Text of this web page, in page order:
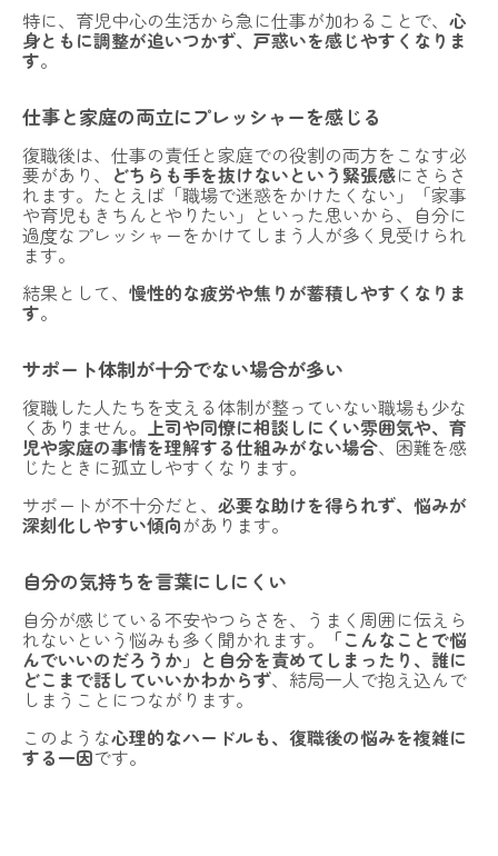
特に、育児中心の生活から急に仕事が加わることで、 心
身ともに調整が追いつかず、戸惑いを感じやすくなりま
す。
仕事と家庭の両立にプレッシャーを感じる
復職後は、仕事の責任と家庭での役割の両方をこなす必
要があり、 どちらも手を抜けないという緊張感にさらさ
れます。たとえば「職場で迷惑をかけたくない」「家事
や育児もきちんとやりたい」といった思いから、自分に
過度なプレッシャーをかけてしまう人が多く見受けられ
ます。
結果として、 慢性的な疲労や焦りが蓄積しやすくなりま
す。
サポート体制が十分でない場合が多い
復職した人たちを支える体制が整っていない職場も少な
くありません。 上司や同僚に相談しにくい雰囲気や、育
児や家庭の事情を理解する仕組みがない場合、困難を感
じたときに孤立しやすくなります。
サポートが不十分だと、 必要な助けを得られず、悩みが
深刻化しやすい傾向があります。
自分の気持ちを言葉にしにくい
自分が感じている不安やつらさを、うまく周囲に伝えら
れないという悩みも多く聞かれます。 「こんなことで悩
んでいいのだろうか」と自分を責めてしまったり、誰に
どこまで話していいかわからず、結局一人で抱え込んで
しまうことにつながります。
このような心理的なハードルも、復職後の悩みを複雑に
する一因です。